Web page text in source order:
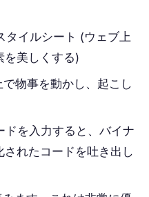
タイルシート (ウェブ上
を美しくする)
物事を動かし、起こし
を入力すると、バイナ
されたコードを吐き出し